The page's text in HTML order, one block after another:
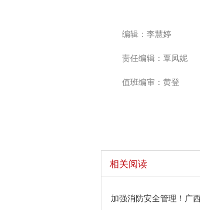
编辑：李慧婷
责任编辑：覃凤妮
值班编审：黄登
相关阅读
加强消防安全管理！广